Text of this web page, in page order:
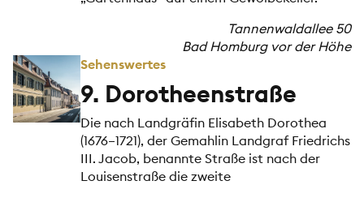
Tannenwaldallee 50
Bad Homburg vor der Höhe
Sehenswertes
9. Dorotheenstraße
Die nach Landgräfin Elisabeth Dorothea
(1676–1721), der Gemahlin Landgraf Friedrichs
III. Jacob, benannte Straße ist nach der
Louisenstraße die zweite